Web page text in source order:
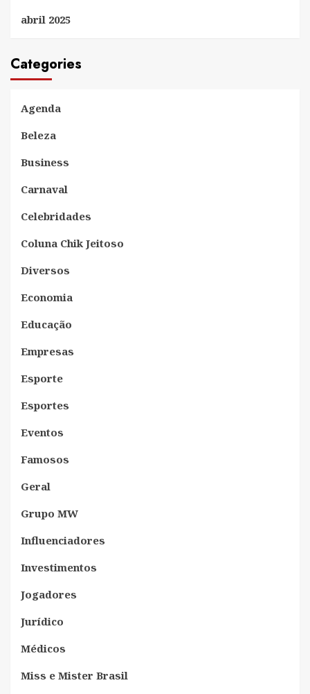
abril 2025
Categories
Agenda
Beleza
Business
Carnaval
Celebridades
Coluna Chik Jeitoso
Diversos
Economia
Educação
Empresas
Esporte
Esportes
Eventos
Famosos
Geral
Grupo MW
Influenciadores
Investimentos
Jogadores
Jurídico
Médicos
Miss e Mister Brasil